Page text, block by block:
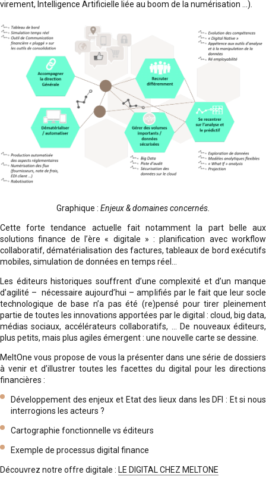
virement, Intelligence Artificielle liée au boom de la numérisation …).
Graphique : Enjeux & domaines concernés.
Cette forte tendance actuelle fait notamment la part belle aux
solutions finance de l’ère « digitale » : planification avec workflow
collaboratif, dématérialisation des factures, tableaux de bord exécutifs
mobiles, simulation de données en temps réel…
Les éditeurs historiques souffrent d’une complexité et d’un manque
d’agilité – nécessaire aujourd’hui – amplifiés par le fait que leur socle
technologique de base n’a pas été (re)pensé pour tirer pleinement
partie de toutes les innovations apportées par le digital : cloud, big data,
médias sociaux, accélérateurs collaboratifs, … De nouveaux éditeurs,
plus petits, mais plus agiles émergent : une nouvelle carte se dessine.
MeltOne vous propose de vous la présenter dans une série de dossiers
à venir et d’illustrer toutes les facettes du digital pour les directions
financières :
Développement des enjeux et Etat des lieux dans les DFI : Et si nous
interrogions les acteurs ?
Cartographie fonctionnelle vs éditeurs
Exemple de processus digital finance
Découvrez notre offre digitale : LE DIGITAL CHEZ MELTONE